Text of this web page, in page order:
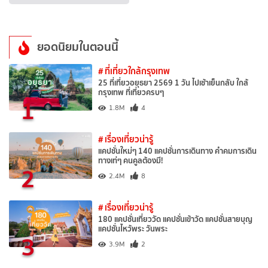
ยอดนิยมในตอนนี้
1
# ที่เที่ยวใกล้กรุงเทพ
25 ที่เที่ยวอยุธยา 2569 1 วัน ไปเช้าเย็นกลับ ใกล้
กรุงเทพ ที่เที่ยวครบๆ
1.8M 4
2
# เรื่องเที่ยวน่ารู้
แคปชั่นใหม่ๆ 140 แคปชั่นการเดินทาง คำคมการเดิน
ทางเท่ๆ คนคูลต้องมี!
2.4M 8
3
# เรื่องเที่ยวน่ารู้
180 แคปชั่นเที่ยววัด แคปชั่นเข้าวัด แคปชั่นสายบุญ
แคปชั่นไหว้พระ วันพระ
3.9M 2